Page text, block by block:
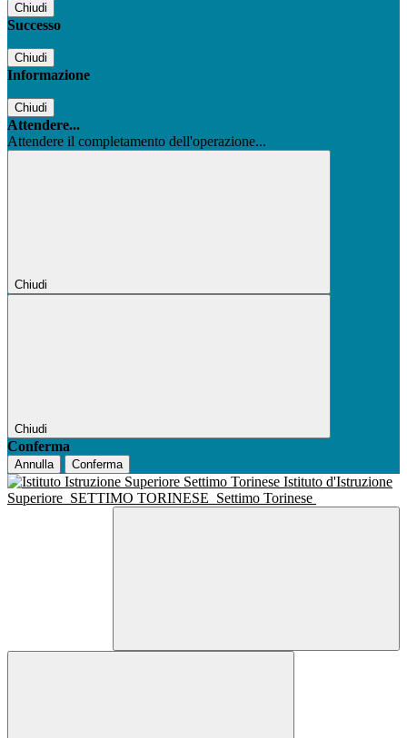
Chiudi
Successo
Chiudi
Informazione
Chiudi
Attendere...
Attendere il completamento dell'operazione...
Chiudi
Chiudi
Conferma
Annulla Conferma
Istituto d'Istruzione
Superiore SETTIMO TORINESE Settimo Torinese